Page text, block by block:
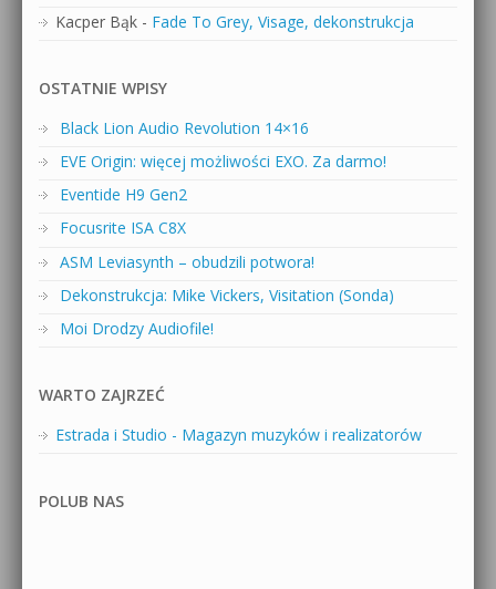
Kacper Bąk - Fade To Grey, Visage, dekonstrukcja
OSTATNIE WPISY
Black Lion Audio Revolution 14×16
EVE Origin: więcej możliwości EXO. Za darmo!
Eventide H9 Gen2
Focusrite ISA C8X
ASM Leviasynth – obudzili potwora!
Dekonstrukcja: Mike Vickers, Visitation (Sonda)
Moi Drodzy Audiofile!
WARTO ZAJRZEĆ
Estrada i Studio - Magazyn muzyków i realizatorów
POLUB NAS